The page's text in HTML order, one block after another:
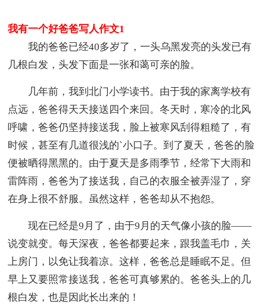
我有一个好爸爸写人作文1
我的爸爸已经40多岁了，一头乌黑发亮的头发已有
几根白发，头发下面是一张和蔼可亲的脸。
几年前，我到北门小学读书。由于我的家离学校有
点远，爸爸得天天接送四个来回。冬天时，寒冷的北风
呼啸，爸爸仍坚持接送我，脸上被寒风刮得粗糙了，有
时候，甚至有几道很浅的`小口子。到了夏天，爸爸的脸
便被晒得黑黑的。由于夏天是多雨季节，经常下大雨和
雷阵雨，爸爸为了接送我，自己的衣服全被弄湿了，穿
在身上很不舒服。虽然这样，爸爸却从不抱怨。
现在已经是9月了，由于9月的天气像小孩的脸——
说变就变。每天深夜，爸爸都要起来，跟我盖毛巾，关
上房门，以免让我着凉。这样，爸爸总是睡眠不足。但
早上又要照常接送我，爸爸可真够累的。爸爸头上的几
根白发，也是因此长出来的！